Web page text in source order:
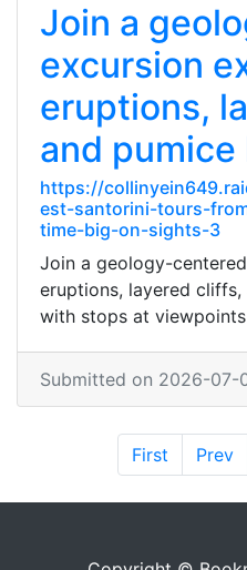
Join a
excursion
eruptions,
and
https://
est-santorini-tours-
time-big-on-sights-3
Join a geology-
eruptions, layered cliffs,
with stops at
Submitted on 2026-07-
First Prev